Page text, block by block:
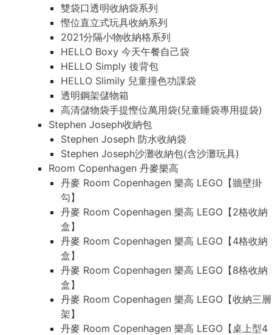
雙袋口透明收納袋系列
慳位直立式玩具收納系列
2021分隔小物收納格系列
HELLO Boxy 今天午餐自己袋
HELLO Simply 後背包
HELLO Slimily 兒童撞色功課袋
透明鋼架儲物箱
高清儲物袋手提慳位萬用袋(兒童睡袋專用提袋)
Stephen Joseph收納包
Stephen Joseph 防水收納袋
Stephen Joseph沙灘收納包(含沙灘玩具)
Room Copenhagen 丹麥樂高
丹麥 Room Copenhagen 樂高 LEGO【牆壁掛
勾】
丹麥 Room Copenhagen 樂高 LEGO【2格收納
盒】
丹麥 Room Copenhagen 樂高 LEGO【4格收納
盒】
丹麥 Room Copenhagen 樂高 LEGO【8格收納
盒】
丹麥 Room Copenhagen 樂高 LEGO【收納三層
架】
丹麥 Room Copenhagen 樂高 LEGO【桌上型4